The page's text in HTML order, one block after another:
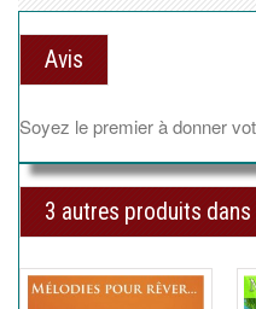
Avis
Soyez le premier à donner
3 autres produits